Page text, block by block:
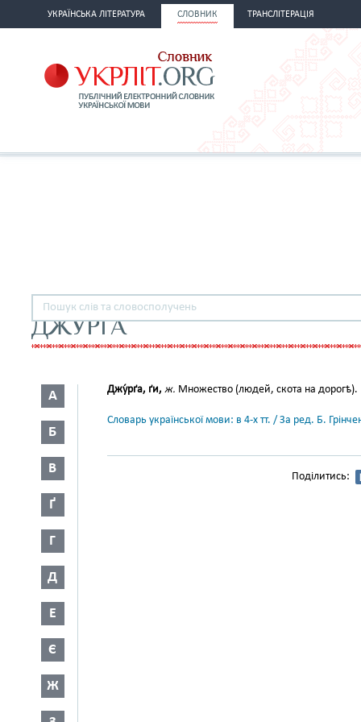
УКРАЇНСЬКА ЛІТЕРАТУРА СЛОВНИК ТРАНСЛІТЕРАЦІЯ
ДЖУРҐА
А
Б
В
Ґ
Г
Д
Е
Є
Ж
Джу́рґа, ґи, ж. Множество (людей, скота на дорогѣ).
Словарь української мови: в 4-х тт. / За ред. Б.
Поділитись: